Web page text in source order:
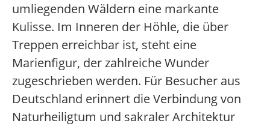
umliegenden Wäldern eine markante
Kulisse. Im Inneren der Höhle, die über
Treppen erreichbar ist, steht eine
Marienfigur, der zahlreiche Wunder
zugeschrieben werden. Für Besucher aus
Deutschland erinnert die Verbindung von
Naturheiligtum und sakraler Architektur